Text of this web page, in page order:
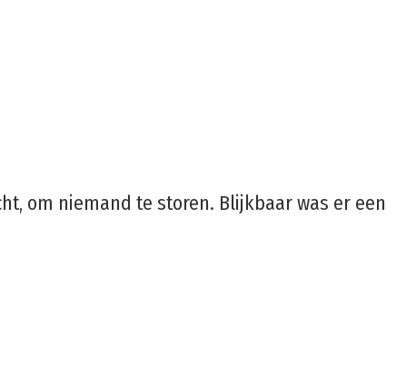
om niemand te storen. Blijkbaar was er een